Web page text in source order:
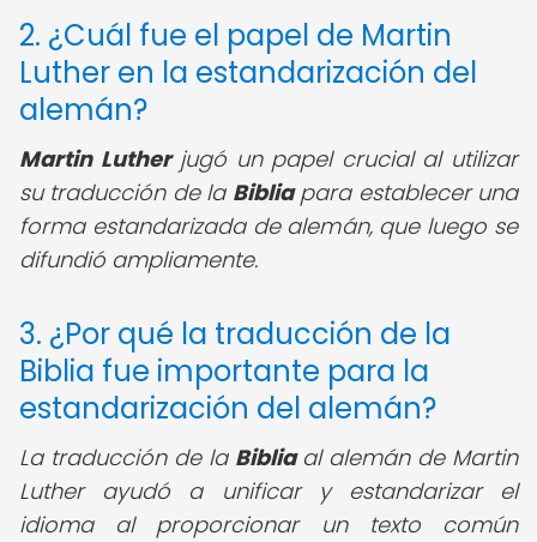
2. ¿Cuál fue el papel de Martin
Luther en la estandarización del
alemán?
Martin Lutherjugó un papel crucial al utilizar
su traducción de la Bibliapara establecer una
forma estandarizada de alemán, que luego se
difundió ampliamente.
3. ¿Por qué la traducción de la
Biblia fue importante para la
estandarización del alemán?
La traducción de la Bibliaal alemán de Martin
Luther ayudó a unificar y estandarizar el
idioma al proporcionar un texto común